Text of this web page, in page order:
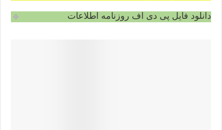
دانلود فایل پی دی اف روزنامه اطلاعات